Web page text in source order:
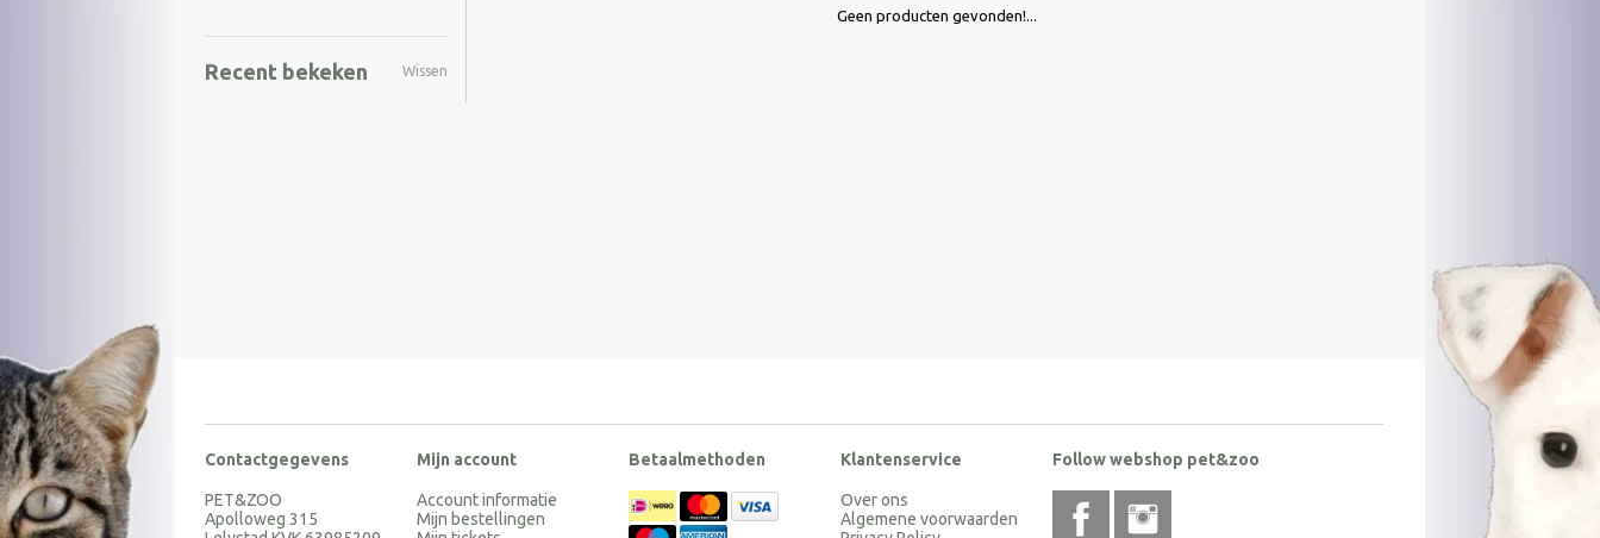
Recent bekeken Wissen
Geen producten gevonden!...
Contactgegevens
PET&ZOO
Apolloweg 315
Mijn account
Account informatie
Mijn bestellingen
Betaalmethoden Klantenservice
Over ons
Algemene voorwaarden
Follow webshop pet&zoo